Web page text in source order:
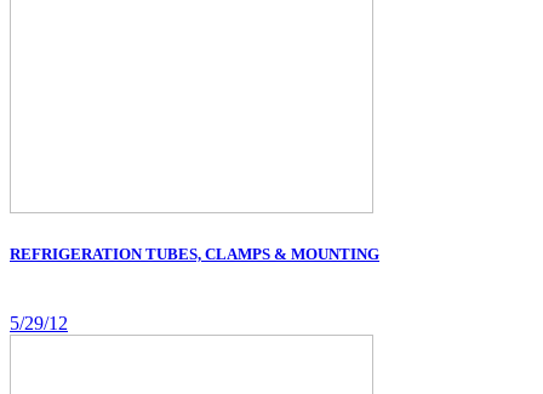
REFRIGERATION TUBES, CLAMPS & MOUNTING
5/29/12